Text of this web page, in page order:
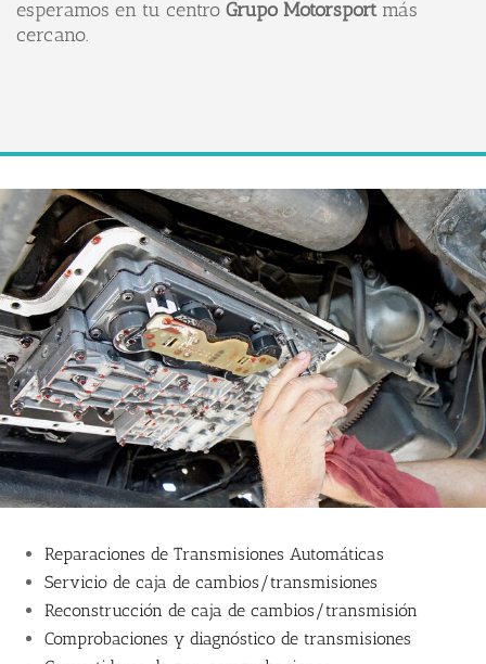
esperamos en tu centro Grupo Motorsportmás
cercano.
Reparaciones de Transmisiones Automáticas
Servicio de caja de cambios/transmisiones
Reconstrucción de caja de cambios/transmisión
Comprobaciones y diagnóstico de transmisiones